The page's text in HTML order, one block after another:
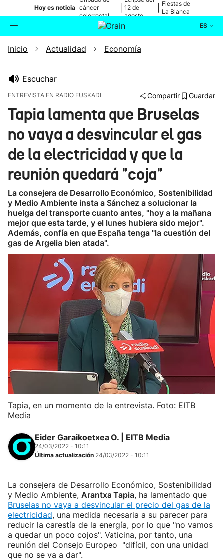
Hoy es noticia cáncer
colorrectal
12 de
agosto
Fiestas de
La Blanca
ES
Buscador Actualidad
Ikusmiran
Eguraldia
Inicio Actualidad Economía
Escuchar
ENTREVISTA EN RADIO EUSKADI Compartir Guardar
Tapia lamenta que Bruselas
no vaya a desvincular el gas
de la electricidad y que la
reunión quedará "coja"
La consejera de Desarrollo Económico, Sostenibilidad
y Medio Ambiente insta a Sánchez a solucionar la
huelga del transporte cuanto antes, "hoy a la mañana
mejor que esta tarde, y el lunes hubiera sido mejor".
Además, confía en que España tenga "la cuestión del
gas de Argelia bien atada".
Tapia, en un momento de la entrevista. Foto: EITB
Media
Eider Garaikoetxea O. | EITB Media
24/03/2022 - 10:11
Última actualización 24/03/2022 - 10:11
La consejera de Desarrollo Económico, Sostenibilidad
y Medio Ambiente, Arantxa Tapia, ha lamentado que
Bruselas no vaya a desvincular el precio del gas de la
electricidad, una medida necesaria a su parecer para
reducir la carestía de la energía, por lo que "no vamos
a quedar un poco cojos". Vaticina, por tanto, una
reunión del Consejo Europeo "difícil, con una unidad
que no se va a dar".